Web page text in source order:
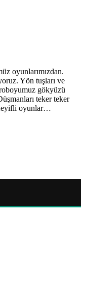
oyunlarımızdan.
Yön tuşları ve
gökyüzü
teker teker
oyunlar…